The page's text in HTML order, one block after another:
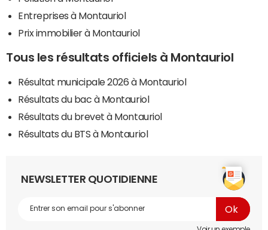
Entreprises à Montauriol
Prix immobilier à Montauriol
Tous les résultats officiels à Montauriol
Résultat municipale 2026 à Montauriol
Résultats du bac à Montauriol
Résultats du brevet à Montauriol
Résultats du BTS à Montauriol
NEWSLETTER QUOTIDIENNE